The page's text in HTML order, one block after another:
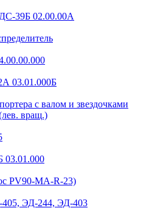
39Б 02.00.00А
03.01.000Б
с валом и звездочками
вращ.)
03.01.000
PV90-MA-R-23)
405, ЭД-244, ЭД-403